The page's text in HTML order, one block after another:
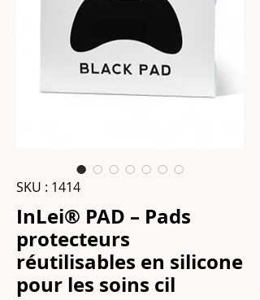
SKU : 1414
InLei® PAD – Pads
protecteurs
réutilisables en silicone
pour les soins cil